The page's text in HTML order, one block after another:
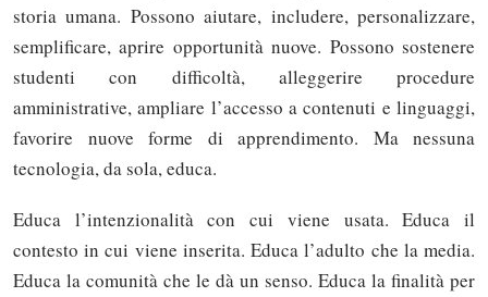
storia umana. Possono aiutare, includere, personalizzare,
semplificare, aprire opportunità nuove. Possono sostenere
studenti con difficoltà, alleggerire procedure
amministrative, ampliare l’accesso a contenuti e linguaggi,
favorire nuove forme di apprendimento. Ma nessuna
tecnologia, da sola, educa.
Educa l’intenzionalità con cui viene usata. Educa il
contesto in cui viene inserita. Educa l’adulto che la media.
Educa la comunità che le dà un senso. Educa la finalità per